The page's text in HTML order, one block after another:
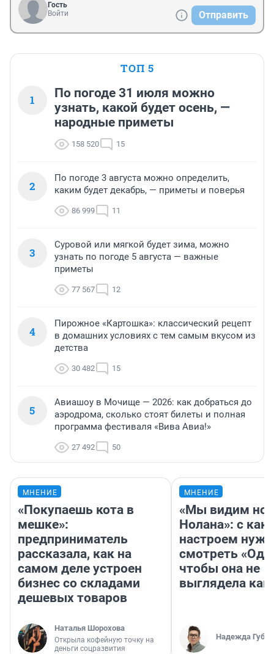
Гость
Войти
Отправить
ТОП 5
1
По погоде 31 июля можно
узнать, какой будет осень, —
народные приметы
158 520 15
2
По погоде 3 августа можно определить,
каким будет декабрь, — приметы и поверья
86 999 11
3
Суровой или мягкой будет зима, можно
узнать по погоде 5 августа — важные
приметы
77 567 12
4
Пирожное «Картошка»: классический рецепт
в домашних условиях с тем самым вкусом из
детства
30 482 15
5
Авиашоу в Мочище — 2026: как добраться до
аэродрома, сколько стоят билеты и полная
программа фестиваля «Вива Авиа!»
27 492 50
МНЕНИЕ
«Покупаешь кота в
мешке»:
предприниматель
рассказала, как на
самом деле устроен
бизнес со складами
дешевых товаров
Наталья Шорохова
Открыла кофейную точку на
деньги соцразвития
МНЕНИЕ
«Мы видим
Нолана»: с
настроем
смотреть
чтобы она не
выглядела как
Надежда